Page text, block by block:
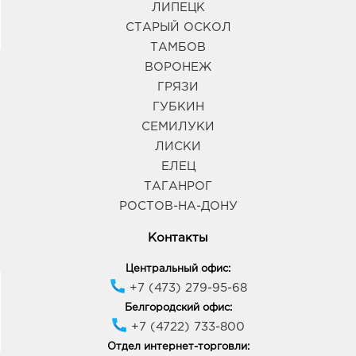
9:00 - 20:00
ЛИПЕЦК
СТАРЫЙ ОСКОЛ
ТАМБОВ
ВОРОНЕЖ
ГРЯЗИ
ГУБКИН
СЕМИЛУКИ
ЛИСКИ
ЕЛЕЦ
ТАГАНРОГ
РОСТОВ-НА-ДОНУ
Контакты
Центральный офис:
+7 (473) 279-95-68
Белгородский офис:
+7 (4722) 733-800
Отдел интернет-торговли: